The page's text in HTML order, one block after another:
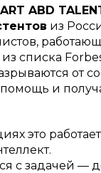
ABD
из
списка
от
и
это
с задачей —